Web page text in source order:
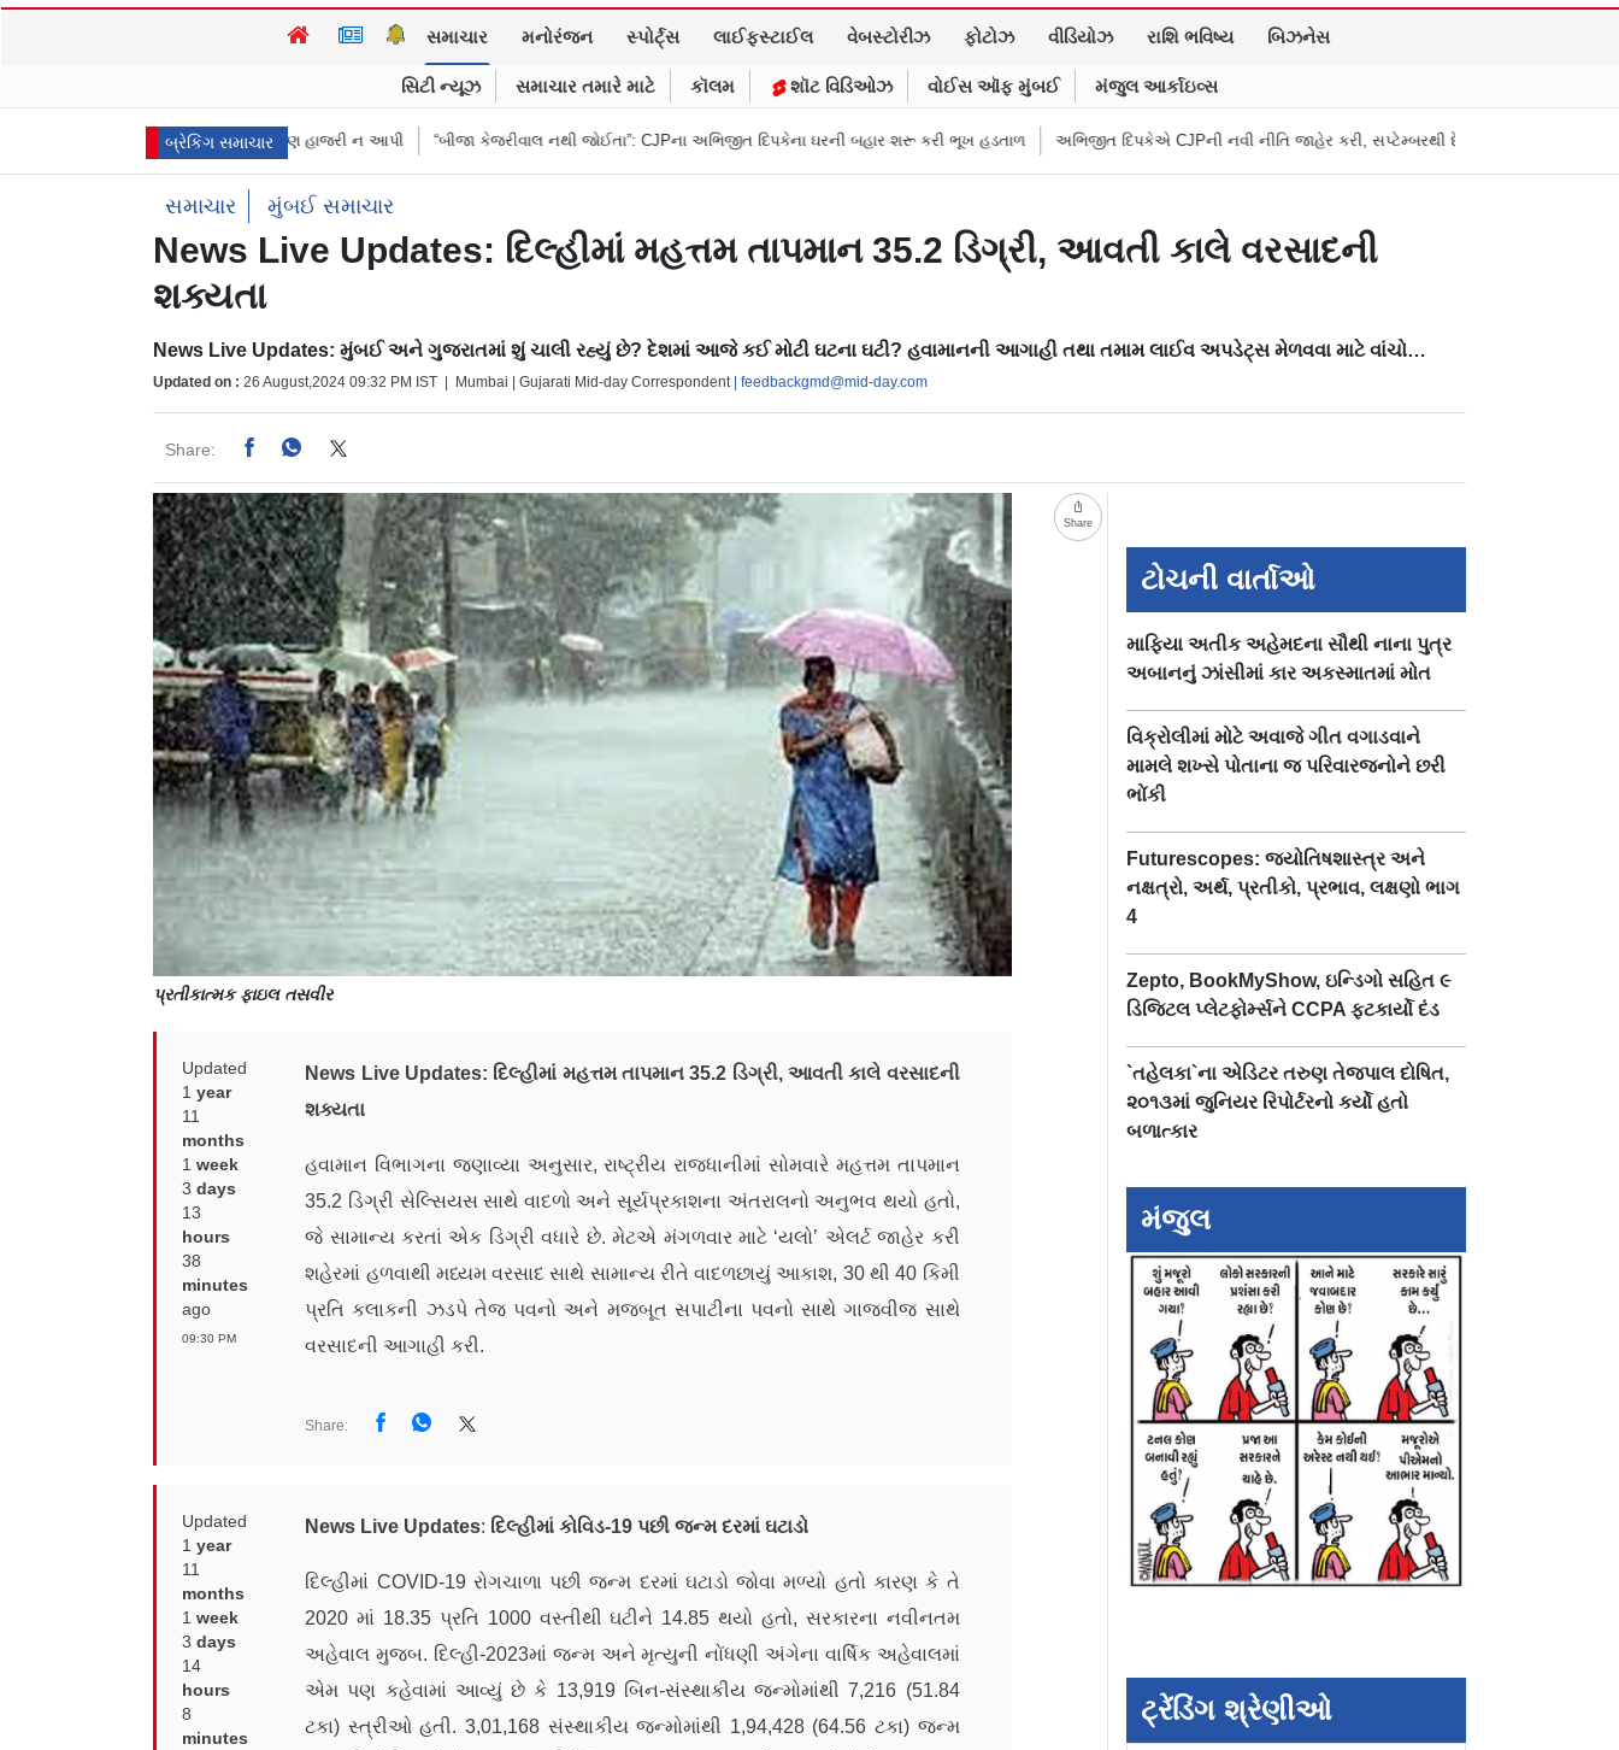
સમાચાર મનોરંજન સ્પોર્ટ્સ લાઈફસ્ટાઈલ વેબસ્ટોરીઝ ફોટોઝ વીડિયોઝ રાશિ ભવિષ્ય બિઝનેસ
સિટી ન્યૂઝ સમાચાર તમારે માટે કૉલમ શૉટ વિડિઓઝ વોઈસ ઑફ મુંબઈ મંજુલ આર્કાઇવ્સ
બ્રેકિંગ સમાચાર
3 દીકરીઓએ પૈસા મોકલાવ્યા પણ હાજરી ન આપી “બીજા કેજરીવાલ નથી જોઈતા”: CJPના અભિજીત દિપકેના ઘરની બહાર શરૂ કરી ભૂખ હડતાળ અભિજીત દિપકેએ CJPની નવી નીતિ જાહેર કરી, સપ્ટેમ્બરથી દેશભારમાં થશે શરૂ
સમાચાર મુંબઈ સમાચાર
News Live Updates: દિલ્હીમાં મહત્તમ તાપમાન 35.2 ડિગ્રી, આવતી કાલે વરસાદની
શક્યતા
News Live Updates: મુંબઈ અને ગુજરાતમાં શું ચાલી રહ્યું છે? દેશમાં આજે કઈ મોટી ઘટના ઘટી? હવામાનની આગાહી તથા તમામ લાઈવ અપડેટ્સ મેળવવા માટે વાંચો…
Updated on : 26 August,2024 09:32 PM IST | Mumbai | Gujarati Mid-day Correspondent | feedbackgmd@mid-day.com
Share:
પ્રતીકાત્મક ફાઇલ તસવીર
Updated
1 year
11
months
1 week
3 days
13
hours
38
minutes
ago
09:30 PM
News Live Updates: દિલ્હીમાં મહત્તમ તાપમાન 35.2 ડિગ્રી, આવતી કાલે વરસાદની
શક્યતા
હવામાન વિભાગના જણાવ્યા અનુસાર, રાષ્ટ્રીય રાજધાનીમાં સોમવારે મહત્તમ તાપમાન
35.2 ડિગ્રી સેલ્સિયસ સાથે વાદળો અને સૂર્યપ્રકાશના અંતરાલનો અનુભવ થયો હતો,
જે સામાન્ય કરતાં એક ડિગ્રી વધારે છે. મેટએ મંગળવાર માટે ‘યલો’ એલર્ટ જાહેર કરી
શહેરમાં હળવાથી મધ્યમ વરસાદ સાથે સામાન્ય રીતે વાદળછાયું આકાશ, 30 થી 40 કિમી
પ્રતિ કલાકની ઝડપે તેજ પવનો અને મજબૂત સપાટીના પવનો સાથે ગાજવીજ સાથે
વરસાદની આગાહી કરી.
Share:
Updated
1 year
11
months
1 week
3 days
14
hours
8
minutes
News Live Updates: દિલ્હીમાં કોવિડ-19 પછી જન્મ દરમાં ઘટાડો
દિલ્હીમાં COVID-19 રોગચાળા પછી જન્મ દરમાં ઘટાડો જોવા મળ્યો હતો કારણ કે તે
2020 માં 18.35 પ્રતિ 1000 વસ્તીથી ઘટીને 14.85 થયો હતો, સરકારના નવીનતમ
અહેવાલ મુજબ. દિલ્હી-2023માં જન્મ અને મૃત્યુની નોંધણી અંગેના વાર્ષિક અહેવાલમાં
એમ પણ કહેવામાં આવ્યું છે કે 13,919 બિન-સંસ્થાકીય જન્મોમાંથી 7,216 (51.84
ટકા) સ્ત્રીઓ હતી. 3,01,168 સંસ્થાકીય જન્મોમાંથી 1,94,428 (64.56 ટકા) જન્મ
Share
ટોચની વાર્તાઓ
માફિયા અતીક અહેમદના સૌથી નાના પુત્ર
અબાનનું ઝાંસીમાં કાર અકસ્માતમાં મોત
વિક્રોલીમાં મોટે અવાજે ગીત વગાડવાને
મામલે શખ્સે પોતાના જ પરિવારજનોને છરી
ભોંકી
Futurescopes: જ્યોતિષશાસ્ત્ર અને
નક્ષત્રો, અર્થ, પ્રતીકો, પ્રભાવ, લક્ષણો ભાગ
4
Zepto, BookMyShow, ઇન્ડિગો સહિત ૯
ડિજિટલ પ્લેટફોર્મ્સને CCPA ફટકાર્યો દંડ
`તહેલકા`ના એડિટર તરુણ તેજપાલ દોષિત,
૨૦૧૩માં જુનિયર રિપોર્ટરનો કર્યો હતો
બળાત્કાર
મંજુલ
ટ્રેંડિંગ શ્રેણીઓ